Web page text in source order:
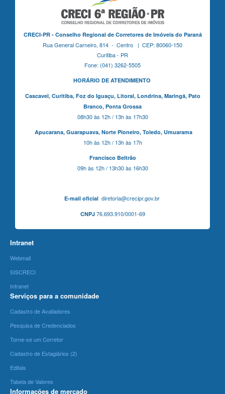
CRECI-PR - Conselho Regional de Corretores de Imóveis do Paraná
Rua General Carneiro, 814 - Centro | CEP: 80060-150
Curitiba - PR
Fone: (041) 3262-5505
HORÁRIO DE ATENDIMENTO
Cascavel, Curitiba,Foz do Iguaçu, Litoral, Londrina, Maringá, Pato
Branco, Ponta Grossa
08h30 às 12h / 13h às 17h30
Apucarana, Guarapuava, Norte Pioneiro, Toledo, Umuarama
10h às 12h / 13h às 17h
Francisco Beltrão
09h às 12h / 13h30 às 16h30
E-mail oficialdiretoria@crecipr.gov.br
CNPJ76.693.910/0001-69
Intranet
Webmail
SISCRECI
Intranet
Serviços para a comunidade
Cadastro de Avaliadores
Pesquisa de Credenciados
Torne-se um Corretor
Cadastro de Estagiários (2)
Editais
Tabela de Valores
Informações de mercado